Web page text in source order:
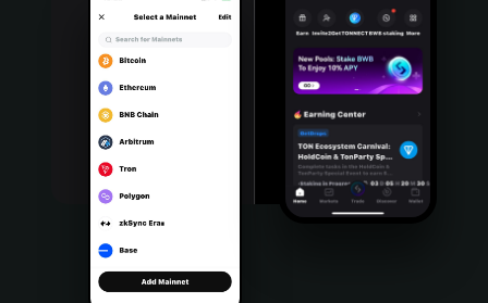
Português (Portugal)
Bahasa Indonesia
Português (Brasil)
Español (Argentina)